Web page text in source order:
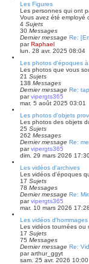
Les Figures
Les personnes qui ont
Vous avez été employé
4 Sujets
30 Messages
Dernier message Re:
parRaphael
lun. 28 avr. 2025 08:04
Les photos d'époques
Les photos que vous
21 Sujets
138 Messages
Dernier message Re:
parvipergts365
mar. 5 août 2025 03:01
Les photos d'objets
Les photos des objets
25 Sujets
262 Messages
Dernier message Re:
parvipergts365
dim. 29 mars 2026
Les vidéos d'archives
Les vidéos d'époques
17 Sujets
78 Messages
Dernier message Re:
parvipergts365
mar. 10 mars 2026 17:28
Les vidéos
Les vidéos tournées ou
17 Sujets
75 Messages
Dernier message Re:
pararthur_ggyt
sam. 25 avr. 2026 10:00